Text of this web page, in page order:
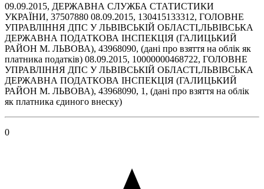
09.09.2015, ДЕРЖАВНА СЛУЖБА СТАТИСТИКИ
УКРАЇНИ, 37507880 08.09.2015, 130415133312, ГОЛОВНЕ
УПРАВЛІННЯ ДПС У ЛЬВІВСЬКІЙ ОБЛАСТІ,ЛЬВІВСЬКА
ДЕРЖАВНА ПОДАТКОВА ІНСПЕКЦІЯ (ГАЛИЦЬКИЙ
РАЙОН М. ЛЬВОВА), 43968090, (дані про взяття на облік як
платника податків) 08.09.2015, 10000000468722, ГОЛОВНЕ
УПРАВЛІННЯ ДПС У ЛЬВІВСЬКІЙ ОБЛАСТІ,ЛЬВІВСЬКА
ДЕРЖАВНА ПОДАТКОВА ІНСПЕКЦІЯ (ГАЛИЦЬКИЙ
РАЙОН М. ЛЬВОВА), 43968090, 1, (дані про взяття на облік
як платника єдиного внеску)
0